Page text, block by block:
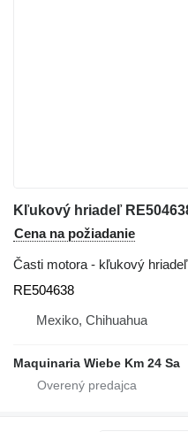
Cena na požiadanie
Časti motora - kľukový hriadeľ
RE504638
Mexiko, Chihuahua
Maquinaria Wiebe Km 24 Sa